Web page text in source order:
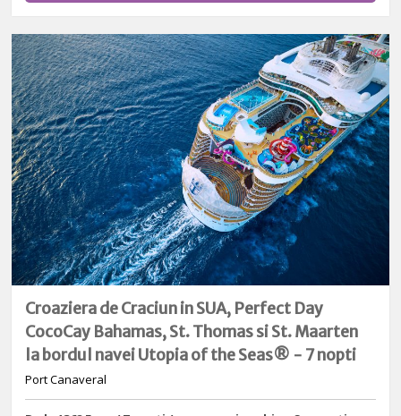
Croaziera de Craciun in SUA, Perfect Day
CocoCay Bahamas, St. Thomas si St. Maarten
la bordul navei Utopia of the Seas® - 7 nopti
Port Canaveral